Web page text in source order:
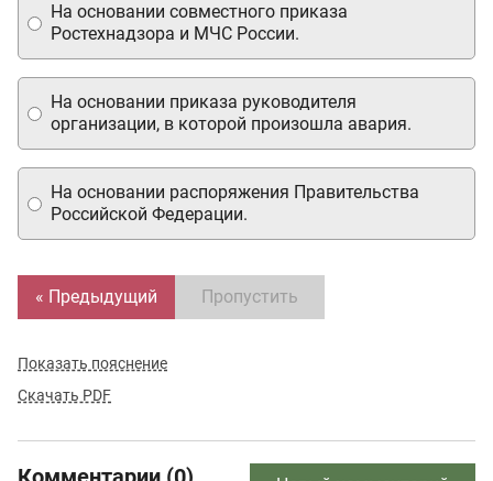
На основании распоряжения Правительства
Российской Федерации.
На основании совместного приказа
Ростехнадзора и МЧС России.
На основании приказа руководителя
организации, в которой произошла авария.
« Предыдущий Пропустить
Показать пояснение
Скачать PDF